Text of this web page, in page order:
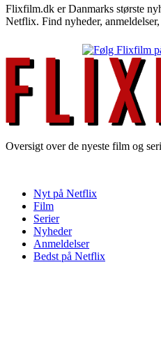
Flixfilm.dk er Danmarks største
Netflix. Find nyheder,
Oversigt over de nyeste film og
Nyt på Netflix
Film
Serier
Nyheder
Anmeldelser
Bedst på Netflix